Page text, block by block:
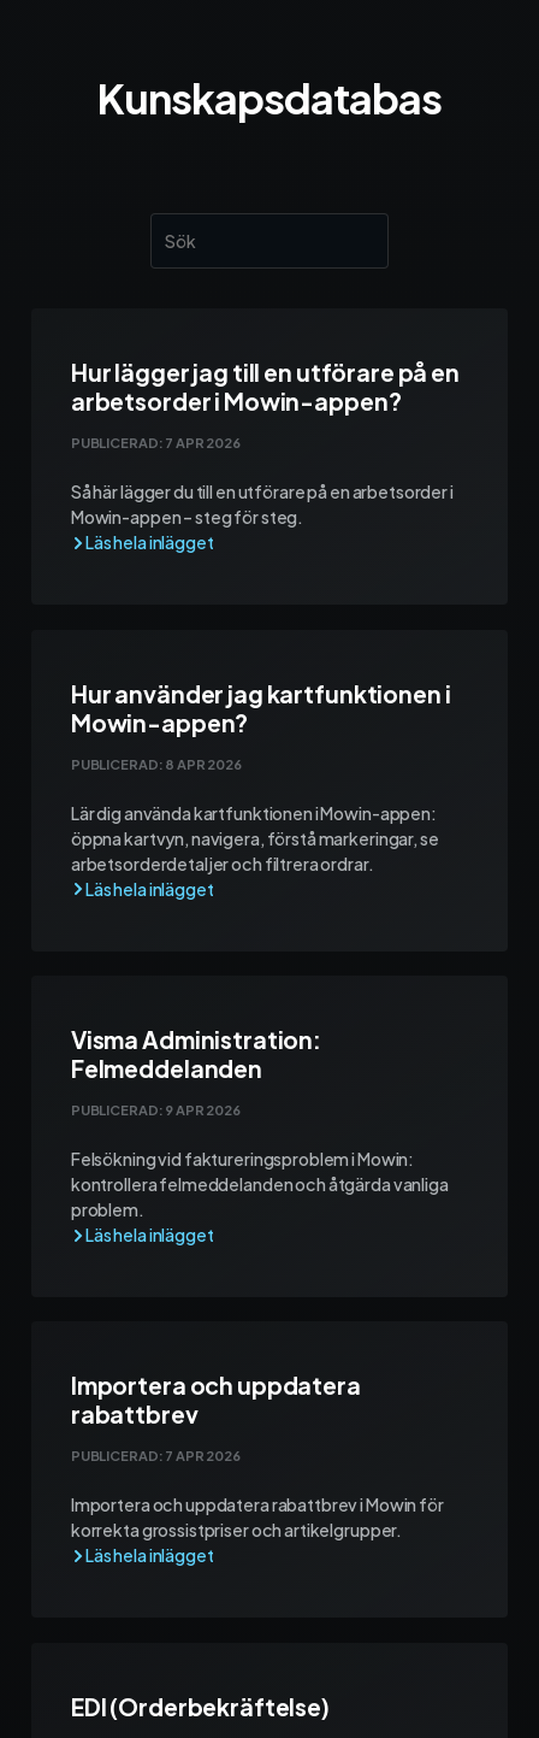
Kontakt och support
Kundservice
Kunskapsdatabas
Hur lägger jag till en utförare på en
arbetsorder i Mowin-appen?
PUBLICERAD: 7 APR 2026
Så här lägger du till en utförare på en arbetsorder i
Mowin-appen – steg för steg.
Hur använder jag kartfunktionen i
Mowin-appen?
PUBLICERAD: 8 APR 2026
Lär dig använda kartfunktionen i Mowin-appen:
öppna kartvyn, navigera, förstå markeringar, se
arbetsorderdetaljer och filtrera ordrar.
Visma Administration:
Felmeddelanden
PUBLICERAD: 9 APR 2026
Felsökning vid faktureringsproblem i Mowin:
kontrollera felmeddelanden och åtgärda vanliga
problem.
Importera och uppdatera
rabattbrev
PUBLICERAD: 7 APR 2026
Importera och uppdatera rabattbrev i Mowin för
korrekta grossistpriser och artikelgrupper.
EDI (Orderbekräftelse)